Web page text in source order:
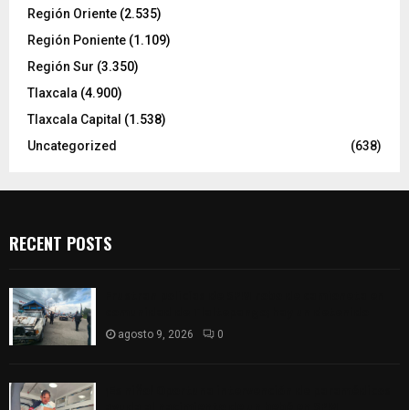
Región Oriente (2.535)
Región Poniente (1.109)
Región Sur (3.350)
Tlaxcala (4.900)
Tlaxcala Capital (1.538)
Uncategorized
(638)
RECENT POSTS
agosto 9, 2026 0